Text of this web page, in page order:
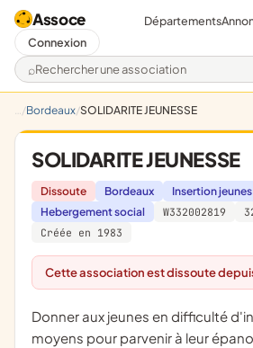
Assoce
Rechercher une association
Départements
Connexion
Bordeaux SOLIDARITE JEUNESSE
SOLIDARITE JEUNESSE
Dissoute Bordeaux
Insertion jeunes
Hebergement social
W332002819
Créée en 1983
Cette association est dissoute
Donner aux jeunes en difficulté d'insertion sociale les
moyens pour parvenir à leur